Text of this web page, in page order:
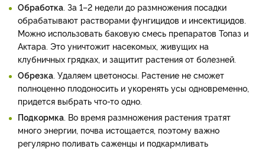
Обработка . За 1–2 недели до размножения посадки
обрабатывают растворами фунгицидов и инсектицидов.
Можно использовать баковую смесь препаратов Топаз и
Актара. Это уничтожит насекомых, живущих на
клубничных грядках, и защитит растения от болезней.
Обрезка . Удаляем цветоносы. Растение не сможет
полноценно плодоносить и укоренять усы одновременно,
придется выбрать что-то одно.
Подкормка . Во время размножения растения тратят
много энергии, почва истощается, поэтому важно
регулярно поливать саженцы и подкармливать